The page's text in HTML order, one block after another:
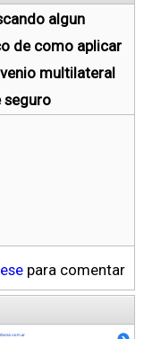
algun
de como aplicar
multilateral
seguro
para comentar